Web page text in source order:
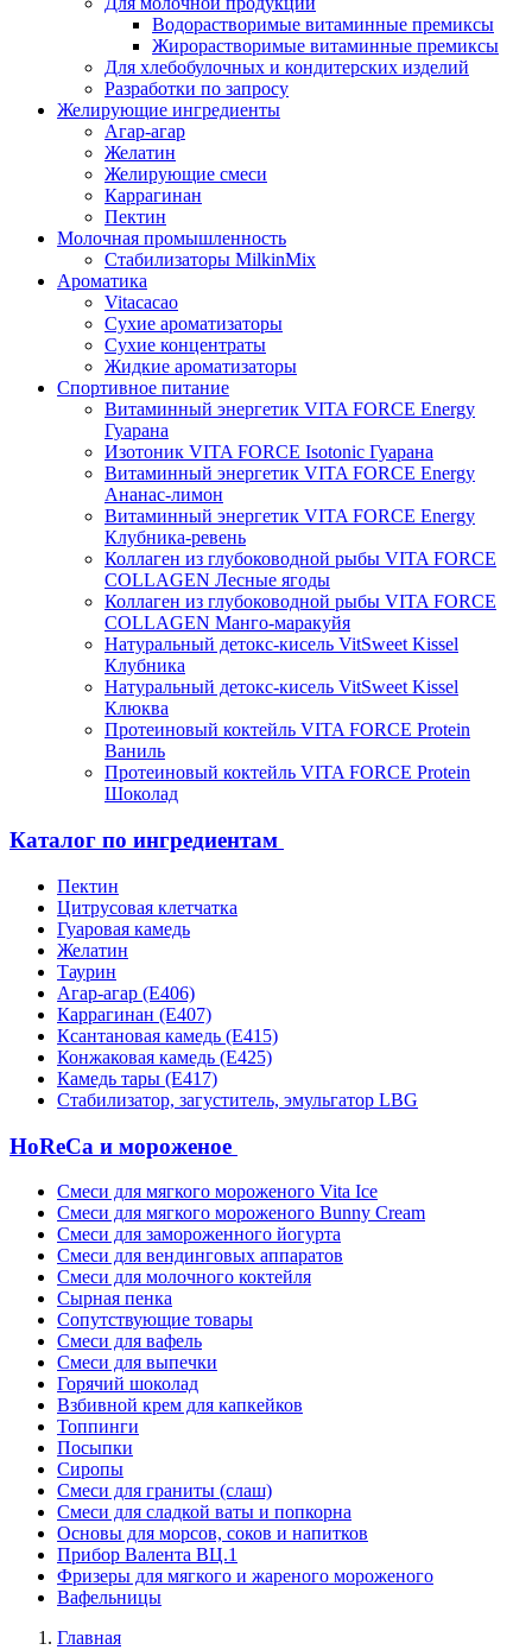
Водорастворимые витаминные премиксы
Жирорастворимые витаминные премиксы
Для хлебобулочных и кондитерских изделий
Разработки по запросу
Желирующие ингредиенты
Агар-агар
Желатин
Желирующие смеси
Каррагинан
Пектин
Молочная промышленность
Стабилизаторы MilkinMix
Ароматика
Vitacacao
Сухие ароматизаторы
Сухие концентраты
Жидкие ароматизаторы
Спортивное питание
Витаминный энергетик VITA FORCE Energy
Гуарана
Изотоник VITA FORCE Isotonic Гуарана
Витаминный энергетик VITA FORCE Energy
Ананас-лимон
Витаминный энергетик VITA FORCE Energy
Клубника-ревень
Коллаген из глубоководной рыбы VITA FORCE
COLLAGEN Лесные ягоды
Коллаген из глубоководной рыбы VITA FORCE
COLLAGEN Манго-маракуйя
Натуральный детокс-кисель VitSweet Kissel
Клубника
Натуральный детокс-кисель VitSweet Kissel
Клюква
Протеиновый коктейль VITA FORCE Protein
Ваниль
Протеиновый коктейль VITA FORCE Protein
Шоколад
Каталог по ингредиентам
Пектин
Цитрусовая клетчатка
Гуаровая камедь
Желатин
Таурин
Агар-агар (Е406)
Каррагинан (Е407)
Ксантановая камедь (Е415)
Конжаковая камедь (Е425)
Камедь тары (Е417)
Стабилизатор, загуститель, эмульгатор LBG
HoReCa и мороженое
Смеси для мягкого мороженого Vita Ice
Смеси для мягкого мороженого Bunny Cream
Смеси для замороженного йогурта
Смеси для вендинговых аппаратов
Смеси для молочного коктейля
Сырная пенка
Сопутствующие товары
Смеси для вафель
Смеси для выпечки
Горячий шоколад
Взбивной крем для капкейков
Топпинги
Посыпки
Сиропы
Смеси для граниты (слаш)
Смеси для сладкой ваты и попкорна
Основы для морсов, соков и напитков
Прибор Валента ВЦ.1
Фризеры для мягкого и жареного мороженого
Вафельницы
Главная